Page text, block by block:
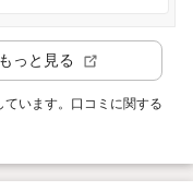
っと見る
ています。口コミに関する